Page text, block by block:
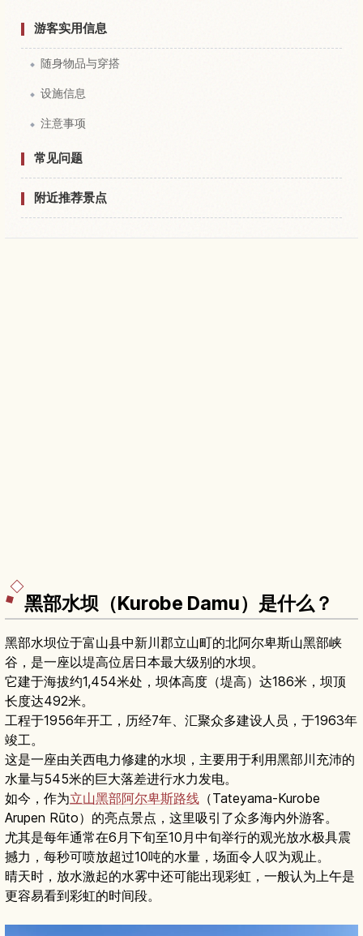
游客实用信息
随身物品与穿搭
设施信息
注意事项
常见问题
附近推荐景点
黑部水坝（Kurobe Damu）是什么？
黑部水坝位于富山县中新川郡立山町的北阿尔卑斯山黑部峡
谷，是一座以堤高位居日本最大级别的水坝。
它建于海拔约1,454米处，坝体高度（堤高）达186米，坝顶
长度达492米。
工程于1956年开工，历经7年、汇聚众多建设人员，于1963年
竣工。
这是一座由关西电力修建的水坝，主要用于利用黑部川充沛的
水量与545米的巨大落差进行水力发电。
如今，作为立山黑部阿尔卑斯路线 （Tateyama-Kurobe
Arupen Rūto）的亮点景点，这里吸引了众多海内外游客。
尤其是每年通常在6月下旬至10月中旬举行的观光放水极具震
撼力，每秒可喷放超过10吨的水量，场面令人叹为观止。
晴天时，放水激起的水雾中还可能出现彩虹，一般认为上午是
更容易看到彩虹的时间段。